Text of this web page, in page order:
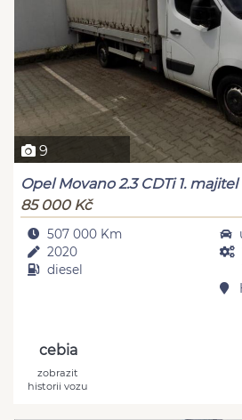
9
Opel Movano 2.3 CDTi 1. majitel
85 000 Kč
507 000 Km
2020
diesel
cebia
zobrazit
historii vozu